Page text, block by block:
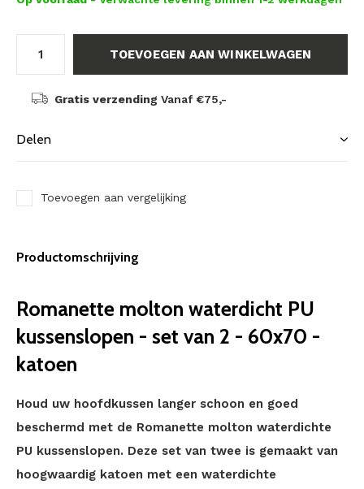
TOEVOEGEN AAN WINKELWAGEN
Gratis verzending Vanaf €75,-
Delen
Toevoegen aan vergelijking
Productomschrijving
Romanette molton waterdicht PU
kussenslopen - set van 2 - 60x70 -
katoen
Houd uw hoofdkussen langer schoon en goed
beschermd met de Romanette molton waterdichte
PU kussenslopen. Deze set van twee is gemaakt van
hoogwaardig katoen met een waterdichte